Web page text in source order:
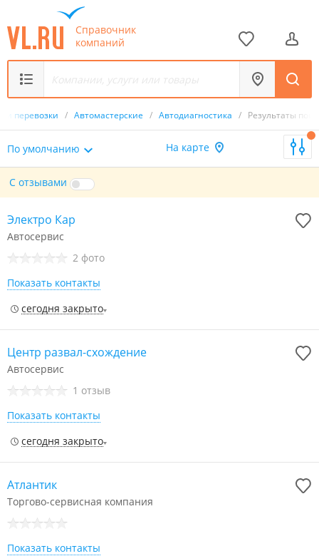
Справочник
компаний
и перевозки / Автомастерские / Автодиагностика / Результаты
По умолчанию На карте
С отзывами
Электро Кар
Автосервис
2 фото
Показать контакты
сегодня закрыто
Центр развал-схождение
Автосервис
1 отзыв
Показать контакты
сегодня закрыто
Атлантик
Торгово-сервисная компания
Показать контакты